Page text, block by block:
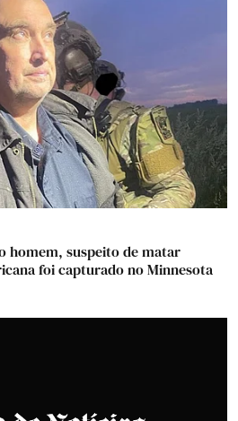
homem, suspeito de matar
foi capturado no Minnesota